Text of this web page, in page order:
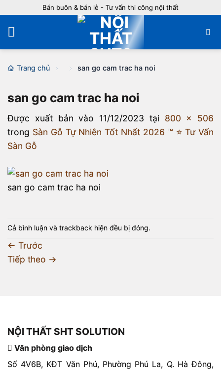
nội
dung
Bán buôn & bán lẻ - Tư vấn thi công nội thất
Trang chủ san go cam trac ha noi
san go cam trac ha noi
Được xuất bản vào 11/12/2023 tại 800 × 506
trong Sàn Gỗ Tự Nhiên Tốt Nhất 2026 ™ ⭐️ Tư Vấn
Sàn Gỗ
san go cam trac ha noi
Cả bình luận và trackback hiện đều bị đóng.
← Trước
Tiếp theo →
NỘI THẤT SHT SOLUTION
Văn phòng giao dịch
Số 4V6B, KĐT Văn Phú, Phường Phú La, Q. Hà Đông,